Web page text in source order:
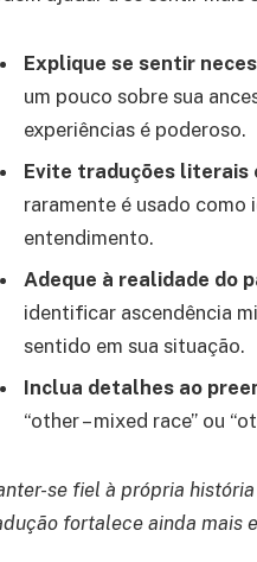
Explique se sentir
um pouco sobre sua
experiências é poderoso.
Evite traduções literais
raramente é usado
entendimento.
Adeque à realidade do
identificar ascendência
sentido em sua situação.
Inclua detalhes ao
“other – mixed race” ou
se fiel à própria
fortalece ainda mais